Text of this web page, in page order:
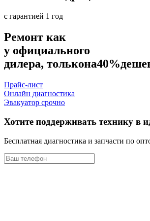
с гарантией 1 год
Ремонт как
у официального
дилера, толькона40%
Прайс-лист
Онлайн диагностика
Эвакуатор срочно
Хотите поддерживать технику в
Бесплатная диагностика и запчасти по